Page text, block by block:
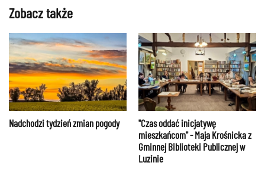
Zobacz także
Nadchodzi tydzień zmian pogody
"Czas oddać inicjatywę
mieszkańcom" - Maja Krośnicka z
Gminnej Biblioteki Publicznej w
Luzinie